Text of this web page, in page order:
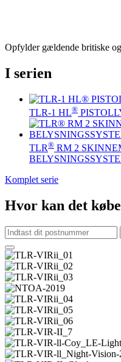
Opfylder gældende britiske
I serien
TLR-1 HL®
TLR® RM 2
Komplet serie
Hvor kan det